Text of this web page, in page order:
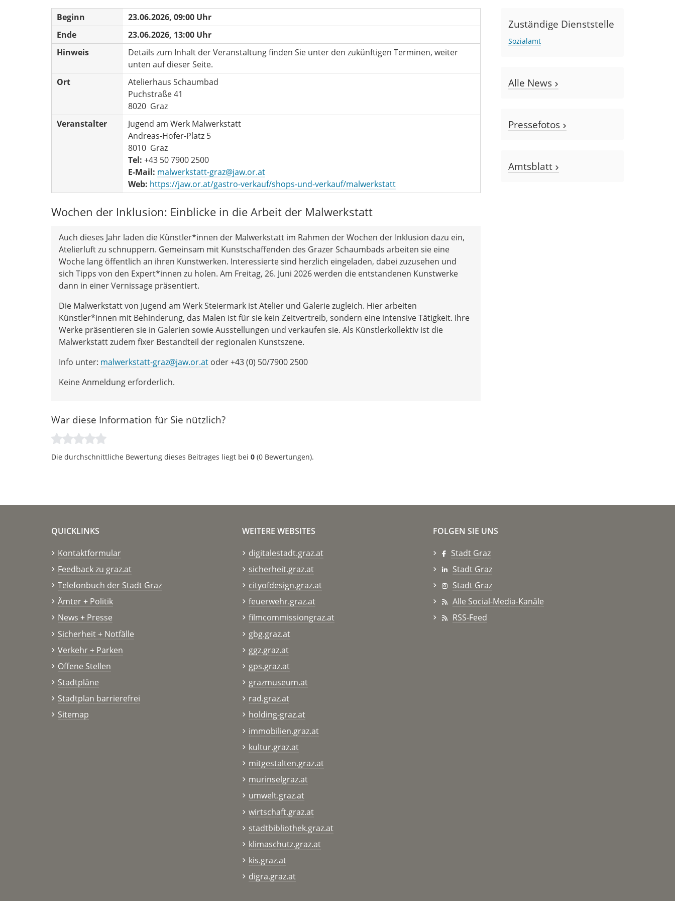
Beginn
23.06.2026, 09:00 Uhr
Ende
23.06.2026, 13:00 Uhr
Hinweis
Details zum Inhalt der Veranstaltung finden Sie unter den zukünftigen Terminen, weiter
unten auf dieser Seite.
Ort
Atelierhaus Schaumbad
Puchstraße 41
8020 Graz
Veranstalter
Jugend am Werk Malwerkstatt
Andreas-Hofer-Platz 5
8010 Graz
Tel: +43 50 7900 2500
E-Mail: malwerkstatt-graz@jaw.or.at
Web: https://jaw.or.at/gastro-verkauf/shops-und-verkauf/malwerkstatt
Wochen der Inklusion: Einblicke in die Arbeit der Malwerkstatt
Auch dieses Jahr laden die Künstler*innen der Malwerkstatt im Rahmen der Wochen der Inklusion dazu ein,
Atelierluft zu schnuppern. Gemeinsam mit Kunstschaffenden des Grazer Schaumbads arbeiten sie eine
Woche lang öffentlich an ihren Kunstwerken. Interessierte sind herzlich eingeladen, dabei zuzusehen und
sich Tipps von den Expert*innen zu holen. Am Freitag, 26. Juni 2026 werden die entstandenen Kunstwerke
dann in einer Vernissage präsentiert.
Die Malwerkstatt von Jugend am Werk Steiermark ist Atelier und Galerie zugleich. Hier arbeiten
Künstler*innen mit Behinderung, das Malen ist für sie kein Zeitvertreib, sondern eine intensive Tätigkeit. Ihre
Werke präsentieren sie in Galerien sowie Ausstellungen und verkaufen sie. Als Künstlerkollektiv ist die
Malwerkstatt zudem fixer Bestandteil der regionalen Kunstszene.
Info unter: malwerkstatt-graz@jaw.or.at oder +43 (0) 50/7900 2500
Keine Anmeldung erforderlich.
War diese Information für Sie nützlich?
Die durchschnittliche Bewertung dieses Beitrages liegt bei 0 (0 Bewertungen).
Zuständige Dienststelle
Sozialamt
Alle News
Pressefotos
Amtsblatt
QUICKLINKS
Kontaktformular
Feedback zu graz.at
Telefonbuch der Stadt Graz
Ämter + Politik
News + Presse
Sicherheit + Notfälle
Verkehr + Parken
Offene Stellen
Stadtpläne
Stadtplan barrierefrei
Sitemap
WEITERE WEBSITES
digitalestadt.graz.at
sicherheit.graz.at
cityofdesign.graz.at
feuerwehr.graz.at
filmcommissiongraz.at
gbg.graz.at
ggz.graz.at
gps.graz.at
grazmuseum.at
rad.graz.at
holding-graz.at
immobilien.graz.at
kultur.graz.at
mitgestalten.graz.at
murinselgraz.at
umwelt.graz.at
wirtschaft.graz.at
stadtbibliothek.graz.at
klimaschutz.graz.at
kis.graz.at
digra.graz.at
FOLGEN SIE UNS
Stadt Graz
Stadt Graz
Stadt Graz
Alle Social-Media-Kanäle
RSS-Feed